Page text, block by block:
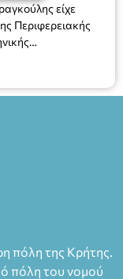
είχε
Περιφερειακής
Λ.Σ. κ. Ιωάννη
πόλη της Κρήτης.
πόλη του νομού